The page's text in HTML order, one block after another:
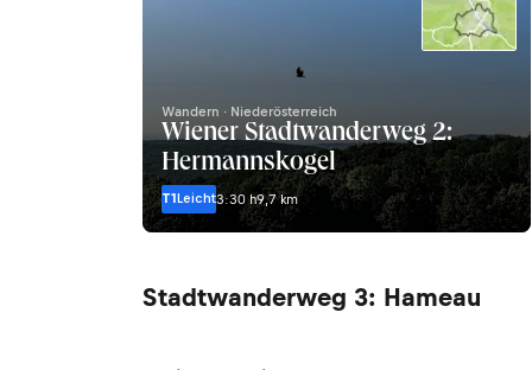
Wandern · Niederösterreich
Wiener Stadtwanderweg 2:
Hermannskogel
T1Leicht3:30 h9,7 km
Stadtwanderweg 3: Hameau